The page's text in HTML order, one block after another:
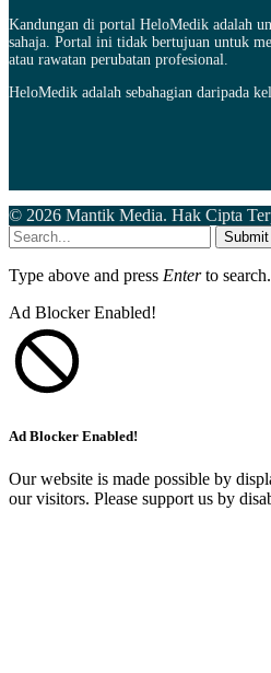
Kandungan di portal HeloMedik adalah
sahaja. Portal ini tidak bertujuan untuk
atau rawatan perubatan profesional.
HeloMedik adalah sebahagian daripada
© 2026 Mantik Media. Hak Cipta
Submit
Type above and press Enterto
Ad Blocker Enabled!
Ad Blocker Enabled!
Our website is made possible by
our visitors. Please support us by